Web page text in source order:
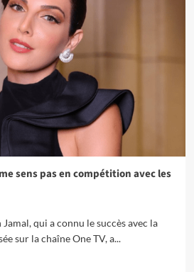
sens pas en compétition avec les
qui a connu le succès avec la
sur la chaîne One TV, a...